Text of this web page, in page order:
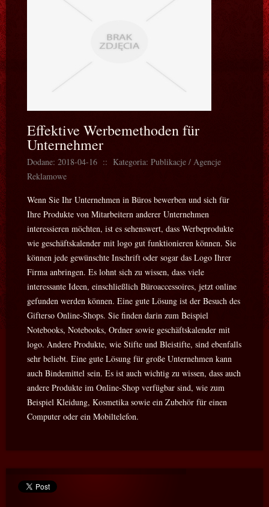
Effektive Werbemethoden für
Unternehmer
Dodane: 2018-04-16 :: Kategoria: Publikacje / Agencje
Reklamowe
Wenn Sie Ihr Unternehmen in Büros bewerben und sich für
Ihre Produkte von Mitarbeitern anderer Unternehmen
interessieren möchten, ist es sehenswert, dass Werbeprodukte
wie geschäftskalender mit logo gut funktionieren können. Sie
können jede gewünschte Inschrift oder sogar das Logo Ihrer
Firma anbringen. Es lohnt sich zu wissen, dass viele
interessante Ideen, einschließlich Büroaccessoires, jetzt online
gefunden werden können. Eine gute Lösung ist der Besuch des
Gifterso Online-Shops. Sie finden darin zum Beispiel
Notebooks, Notebooks, Ordner sowie geschäftskalender mit
logo. Andere Produkte, wie Stifte und Bleistifte, sind ebenfalls
sehr beliebt. Eine gute Lösung für große Unternehmen kann
auch Bindemittel sein. Es ist auch wichtig zu wissen, dass auch
andere Produkte im Online-Shop verfügbar sind, wie zum
Beispiel Kleidung, Kosmetika sowie ein Zubehör für einen
Computer oder ein Mobiltelefon.